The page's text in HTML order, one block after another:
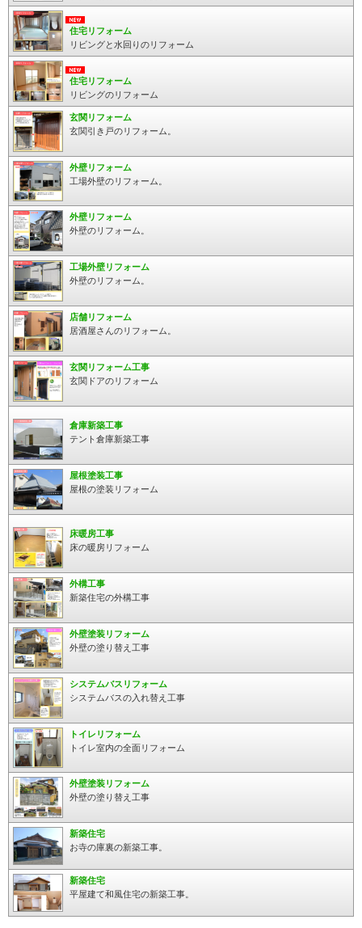
住宅リフォーム
リビングと水回りのリフォーム
住宅リフォーム
リビングのリフォーム
玄関リフォーム
玄関引き戸のリフォーム。
外壁リフォーム
工場外壁のリフォーム。
外壁リフォーム
外壁のリフォーム。
工場外壁リフォーム
外壁のリフォーム。
店舗リフォーム
居酒屋さんのリフォーム。
玄関リフォーム工事
玄関ドアのリフォーム
倉庫新築工事
テント倉庫新築工事
屋根塗装工事
屋根の塗装リフォーム
床暖房工事
床の暖房リフォーム
外構工事
新築住宅の外構工事
外壁塗装リフォーム
外壁の塗り替え工事
システムバスリフォーム
システムバスの入れ替え工事
トイレリフォーム
トイレ室内の全面リフォーム
外壁塗装リフォーム
外壁の塗り替え工事
新築住宅
お寺の庫裏の新築工事。
新築住宅
平屋建て和風住宅の新築工事。